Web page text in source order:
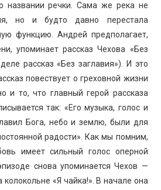
названии речки. Сама же река не
но и будто давно перестала
функцию. Андрей предполагает,
упоминает рассказ Чехова «Без
рассказ «Без заглавия»). И это
повествует о греховной жизни
и то, что главный герой рассказа
так: «Его музыка, голос и
Бога, небо и землю, были для
радости». Как мы помним,
имеет сильный голос оперной
снова упоминается Чехов —
колокольне «Я чайка!». В начале она